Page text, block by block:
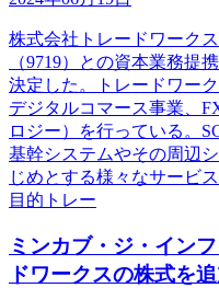
株式会社トレードワーク
（9719）との資本業務提
決定した。トレードワー
デジタルコマース事業、
ロジー）を行っている。
基幹システムやその周辺
じめとする様々なサービ
目的トレー
ミンカブ・ジ・イン
ドワークスの株式を